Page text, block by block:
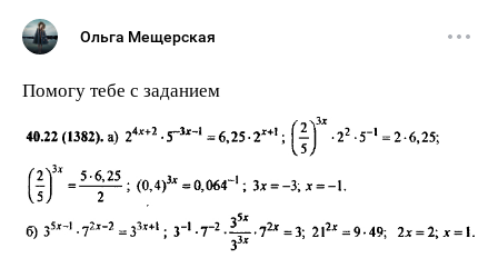
Ольга Мещерская
Помогу тебе с заданием